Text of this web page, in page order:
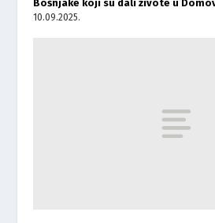
Bošnjake koji su dali živote u
10.09.2025.